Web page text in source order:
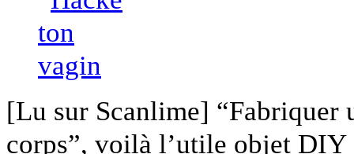
[Lu sur Scanlime] “Fabriquer
corps”, voilà l’utile objet